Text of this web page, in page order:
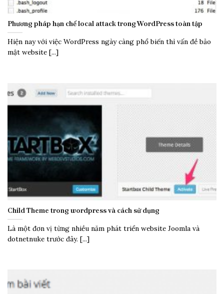
Phương pháp hạn chế local attack trong WordPress toàn tập
Hiện nay với việc WordPress ngày càng phổ biến thì vấn đề bảo
mật website [...]
Child Theme trong wordpress và cách sử dụng
Là một đơn vị từng nhiều năm phát triển website Joomla và
dotnetnuke trước đây. [...]